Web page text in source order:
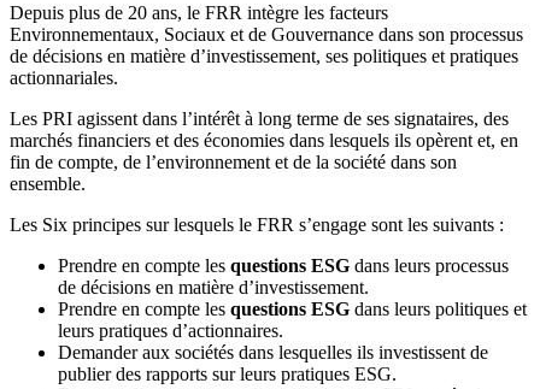
Depuis plus de 20 ans, le FRR intègre les facteurs
Environnementaux, Sociaux et de Gouvernance dans son processus
de décisions en matière d’investissement, ses politiques et pratiques
actionnariales.
Les PRI agissent dans l’intérêt à long terme de ses signataires, des
marchés financiers et des économies dans lesquels ils opèrent et, en
fin de compte, de l’environnement et de la société dans son
ensemble.
Les Six principes sur lesquels le FRR s’engage sont les suivants :
Prendre en compte les questions ESG dans leurs processus
de décisions en matière d’investissement.
Prendre en compte les questions ESG dans leurs politiques et
leurs pratiques d’actionnaires.
Demander aux sociétés dans lesquelles ils investissent de
publier des rapports sur leurs pratiques ESG.